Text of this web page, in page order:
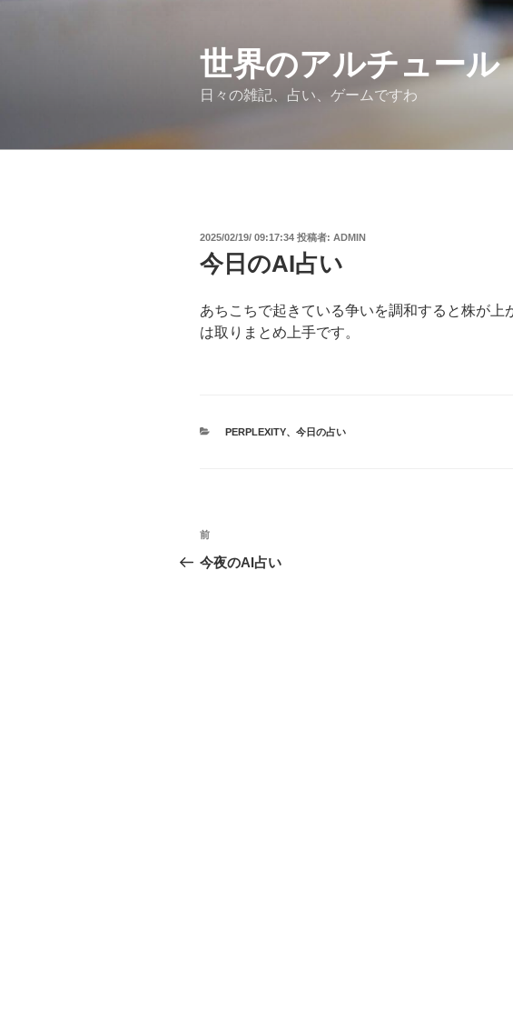
世界のアルチュール
日々の雑記、占い、ゲームですわ
投
日:
2025/02/19/ 09:17:34 投稿者: ADMIN
今日のAI占い
あちこちで起きている争いを調和すると株が上
は取りまとめ上手です。
カ
PERPLEXITY、 今日の占い
投
稿
前
の
前
今夜のAI占い